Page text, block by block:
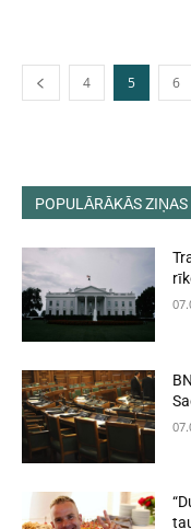
4 5 6
POPULĀRĀKĀS ZIŅAS